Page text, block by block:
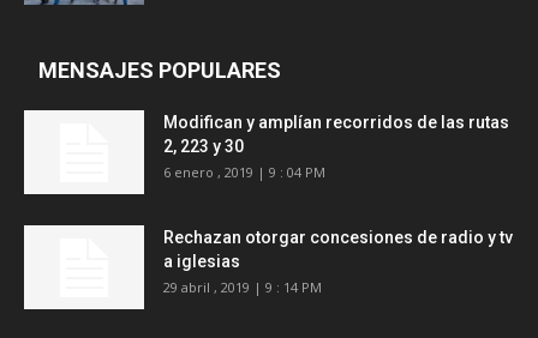
MENSAJES POPULARES
Modifican y amplían recorridos de las rutas
2, 223 y 30
6 enero , 2019 | 9 : 04 PM
Rechazan otorgar concesiones de radio y tv
a iglesias
29 abril , 2019 | 9 : 14 PM